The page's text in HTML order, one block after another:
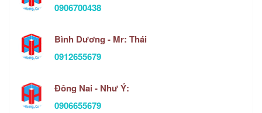
0906700438
Bình Dương - Mr: Thái
0912655679
Đông Nai - Như Ý:
0906655679